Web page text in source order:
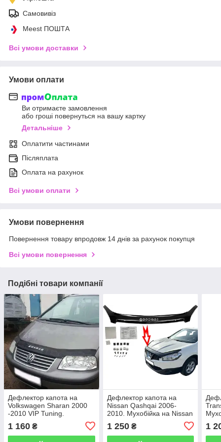
Самовивіз
Meest ПОШТА
Всі умови доставки
Умови оплати
Ви отримаєте замовлення
або гроші повернуться на вашу картку
Детальніше
Оплатити частинами
Післяплата
Оплата на рахунок
Всі умови оплати
Умови повернення
Повернення товару впродовж 14 днів за рахунок покупця
Всі умови повернення
Подібні товари компанії
Дефлектор капота на
Volkswagen Sharan 2000
-2010 VIP Tuning.
Мухобійка на Volkswagen
Sharan
1 160 ₴
Дефлектор капота на
Nissan Qashqai 2006-
2010. Мухобійка на Nissan
1 250₴ 1